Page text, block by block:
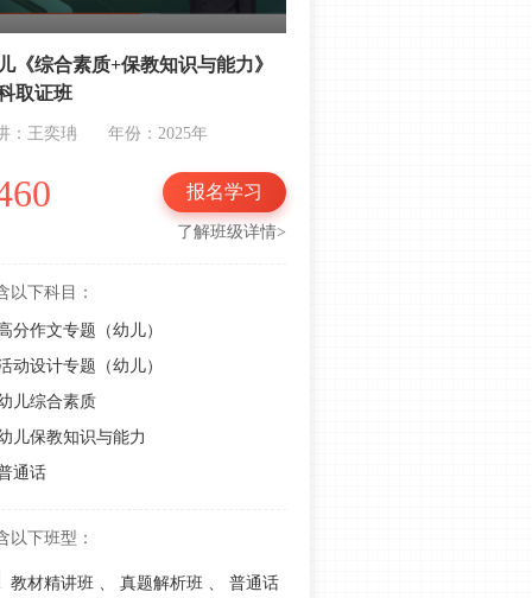
教师资格证作文这样写，二类文妥
了！
教资综合素质22分考点：教师职业道
德到底是什么？
教师资格综合素质必掌握知识点
——“三观”如何答题？
知道这些评分规则，教师资格证作文
素质16分选择题看这里
教师资格幼儿综合素质第一章15大高
频难点
2022下半年幼儿教资综合素质考情分
析
拿到高分?
233网校2022上半年教资幼儿综合素质
《综合素质+保教知识与能力》
取证班
：王奕珃 年份：2025年
报名学习
了解班级详情>
以下科目：
分作文专题（幼儿）
动设计专题（幼儿）
儿综合素质
儿保教知识与能力
通话
以下班型：
教材精讲班 、 真题解析班 、 普通话